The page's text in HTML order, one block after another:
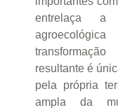
entrelaça a
resultante é
pela própria
ampla da